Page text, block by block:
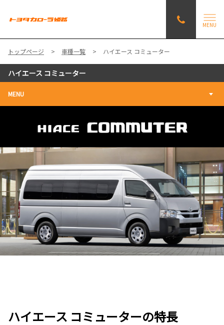
MENU
トップページ 車種一覧 ハイエース コミューター
ハイエース コミューター
MENU
ハイエース コミューターの特長